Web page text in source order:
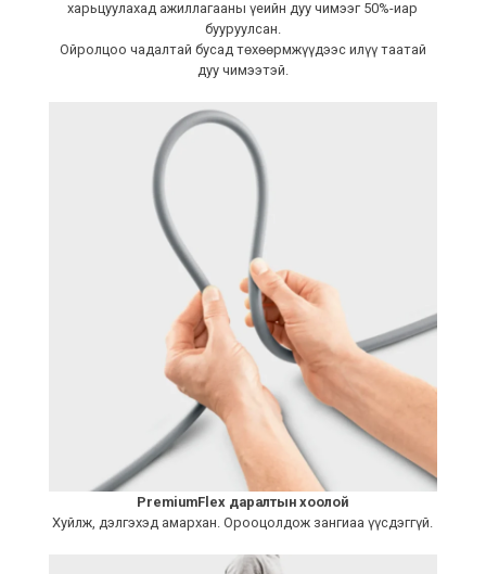
харьцуулахад ажиллагааны үеийн дуу чимээг 50%-иар
бууруулсан.
Ойролцоо чадалтай бусад төхөөрмжүүдээс илүү таатай
дуу чимээтэй.
PremiumFlex даралтын хоолой
Хуйлж, дэлгэхэд амархан. Орооцолдож зангиаа үүсдэггүй.